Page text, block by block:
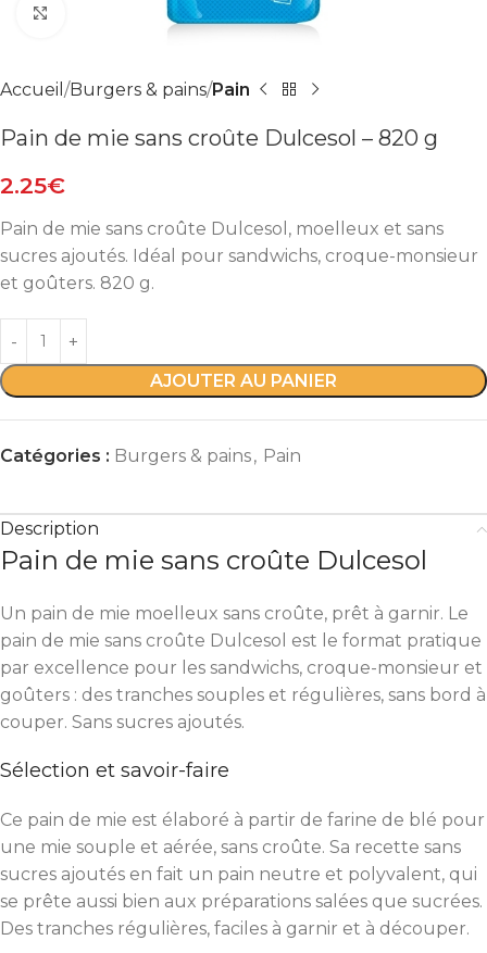
Accueil Burgers & pains Pain
Pain de mie sans croûte Dulcesol – 820 g
2.25€
Pain de mie sans croûte Dulcesol, moelleux et sans
sucres ajoutés. Idéal pour sandwichs, croque-monsieur
et goûters. 820 g.
AJOUTER AU PANIER
Catégories : Burgers & pains, Pain
Description
Pain de mie sans croûte Dulcesol
Un pain de mie moelleux sans croûte, prêt à garnir. Le
pain de mie sans croûte Dulcesol est le format pratique
par excellence pour les sandwichs, croque-monsieur et
goûters : des tranches souples et régulières, sans bord à
couper. Sans sucres ajoutés.
Sélection et savoir-faire
Ce pain de mie est élaboré à partir de farine de blé pour
une mie souple et aérée, sans croûte. Sa recette sans
sucres ajoutés en fait un pain neutre et polyvalent, qui
se prête aussi bien aux préparations salées que sucrées.
Des tranches régulières, faciles à garnir et à découper.